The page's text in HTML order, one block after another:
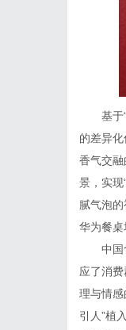
基于
的差异
香气交
景，实
腻气泡
华为餐桌
中国
应了消
理与情感
引人”植